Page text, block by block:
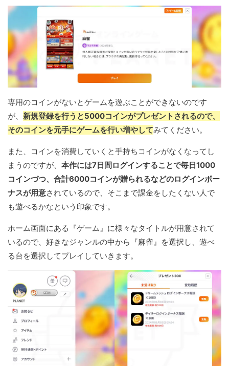
専用のコインがないとゲームを遊ぶことができないのです
が、 新規登録を行うと5000コインがプレゼントされるので、
そのコインを元手にゲームを行い増やしてみてください。
また、コインを消費していくと手持ちコインがなくなってし
まうのですが、 本作には7日間ログインすることで毎日1000
コインづつ、合計6000コインが贈られるなどのログインボー
ナスが用意されているので、そこまで課金をしたくない人で
も遊べるかなという印象です。
ホーム画面にある『ゲーム』に様々なタイトルが用意されて
いるので、好きなジャンルの中から『麻雀』を選択し、遊べ
る台を選択してプレイしていきます。